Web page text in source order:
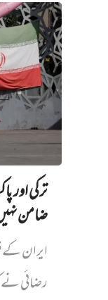
ترکی
ضامن
ایران کے
رضائی نے